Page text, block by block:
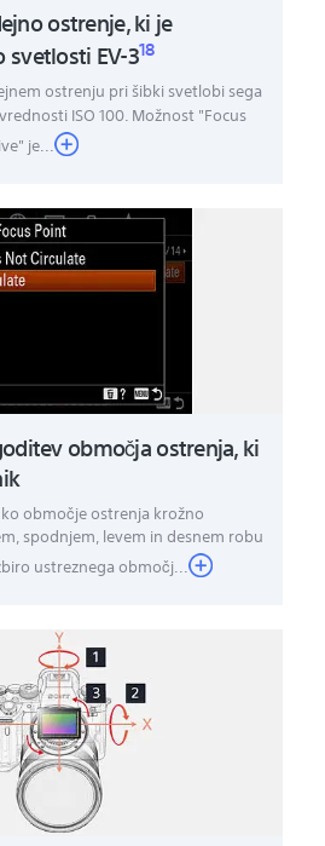
ostrenje, ki je
EV-318
ostrenju pri šibki svetlobi sega
ISO 100. Možnost "Focus
je...
območja ostrenja, ki
območje ostrenja krožno
spodnjem, levem in desnem robu
ustreznega območj...